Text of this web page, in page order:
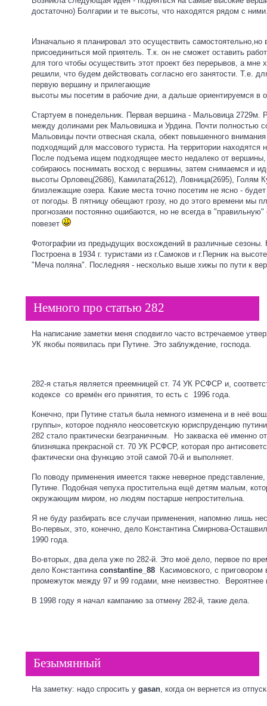
достаточно) Болгарии и те высоты, что находятся рядом с
Изначально я планировал это осуществить
присоединиться мой приятель. Т.к. он не сможет оставить
для того чтобы осуществить этот проект без перерывов, а мне
решили, что будем действовать согласно его занятости. Т.е.
первую вершину и прилегающие
высоты мы посетим в рабочие дни, а дальше ориентируемся в
Стартуем в понедельник. Первая вершина - Мальовица 2729м.
между долинами рек Мальовишка и Урдина. Почти полностью
Мальовицы почти отвесная скала, обект повышенного
подходящий для массового туриста. На территории находятся
После подъема ищем подходящее место недалеко от вершины,
собираюсь поснимать восход с вершины, затем снимаемся и
высоты Орловец(2686), Камилата(2612), Ловница(2695), Голям
близлежащие озера. Какие места точно посетим не ясно -
от погоды. В пятницу обещают грозу, но до этого времени мы
прогнозами постоянно ошибаются, но не всегда в
повезет
Фотографии из предыдущих восхождений в различные сезоны.
Построена в 1934 г. туристами из г.Самоков и г.Перник на
"Меча поляна". Последняя - несколько выше хижы по пути к
Немного про статью 282
На написание заметки меня сподвигло часто встречаемое
УК якобы появилась при Путине. Это заблуждение, господа.
282-я статья является преемницей ст. 74 УК РСФСР и,
кодексе со времён его принятия, то есть с 1996 года.
Конечно, при Путине статья была немного изменена и в неё
группы», которое подняло неосоветскую юриспруденцию
282 стало практически безграничным.
Но закваска её именно
близняшка прекрасной ст. 70 УК РСФСР, которая про
фактически она функцию этой самой 70-й и выполняет.
По поводу применения имеется также неверное
Путине. Подобная чепуха простительна ещё детям малым,
окружающим миром, но людям постарше непростительна.
Я не буду разбирать все случаи применения, напомню лишь
Во-первых, это, конечно, дело Константина Смирнова-
1990 года.
Во-вторых, два дела уже по 282-й. Это моё дело, первое по
дело Константина constantine_88 Касимовского, с
промежуток между 97 и 99 годами, мне неизвестно.
Вероятнее
В 1998 году я начал кампанию за отмену 282-й, такие дела.
Безымянный
На заметку: надо спросить у gasan, когда он вернется из